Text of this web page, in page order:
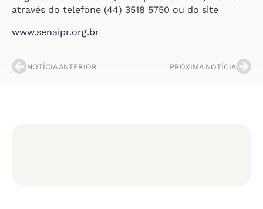
através do telefone (44) 3518 5750 ou do site
www.senaipr.org.br
NOTÍCIA ANTERIOR PRÓXIMA NOTÍCIA